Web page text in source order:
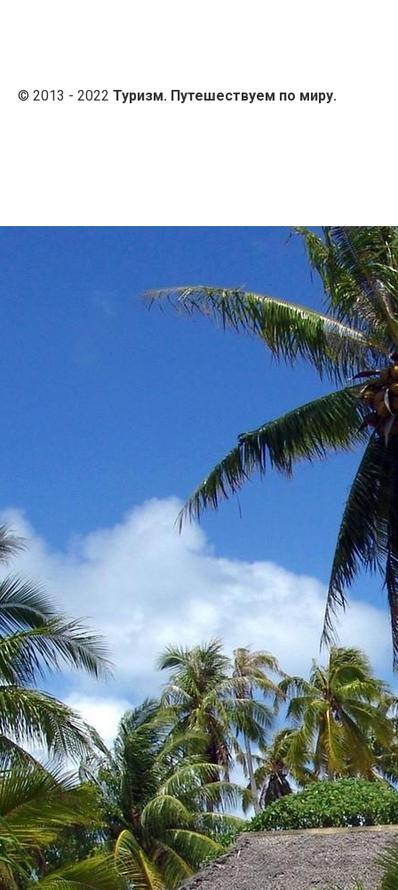
© 2013 - 2022 Туризм. Путешествуем по миру.